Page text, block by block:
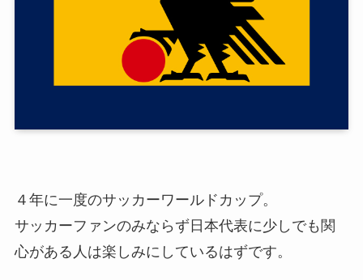
４年に一度のサッカーワールドカップ。
サッカーファンのみならず日本代表に少しでも関
心がある人は楽しみにしているはずです。